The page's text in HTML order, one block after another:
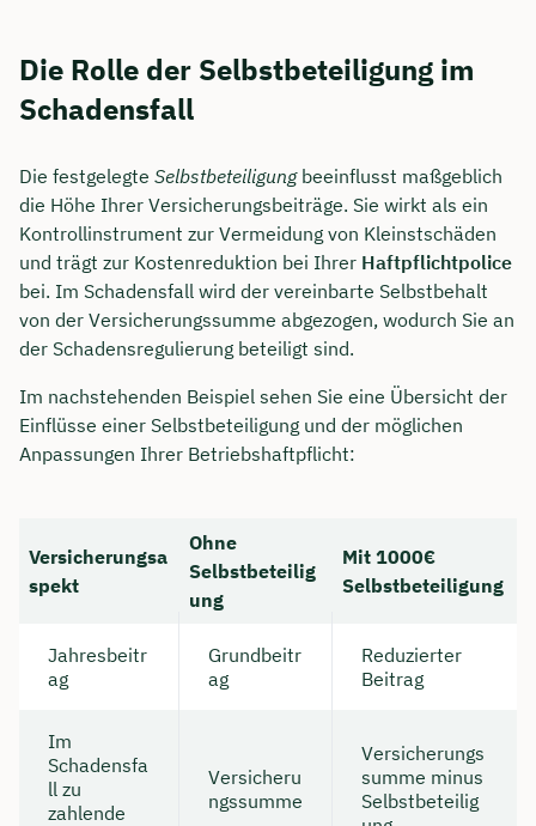
Die Rolle der Selbstbeteiligung im
Schadensfall
Die festgelegte Selbstbeteiligungbeeinflusst maßgeblich
die Höhe Ihrer Versicherungsbeiträge. Sie wirkt als ein
Kontrollinstrument zur Vermeidung von Kleinstschäden
und trägt zur Kostenreduktion bei Ihrer Haftpflichtpolice
bei. Im Schadensfall wird der vereinbarte Selbstbehalt
von der Versicherungssumme abgezogen, wodurch Sie an
der Schadensregulierung beteiligt sind.
Im nachstehenden Beispiel sehen Sie eine Übersicht der
Einflüsse einer Selbstbeteiligung und der möglichen
Anpassungen Ihrer Betriebshaftpflicht:
Versicherungsa
spekt
Ohne
Selbstbeteilig
ung
Mit 1000€
Selbstbeteiligung
Jahresbeitr
ag
Grundbeitr
ag
Reduzierter
Beitrag
Im
Schadensfa
ll zu
zahlende
Versicheru
ngssumme
Versicherungs
summe minus
Selbstbeteilig